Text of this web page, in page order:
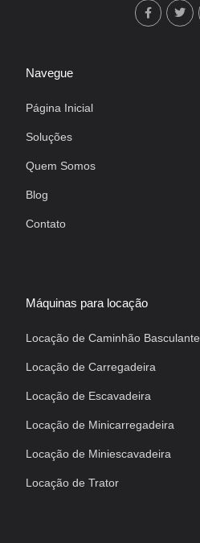
Navegue
Página Inicial
Soluções
Quem Somos
Blog
Contato
Máquinas para locação
Locação de Caminhão Basculante
Locação de Carregadeira
Locação de Escavadeira
Locação de Minicarregadeira
Locação de Miniescavadeira
Locação de Trator